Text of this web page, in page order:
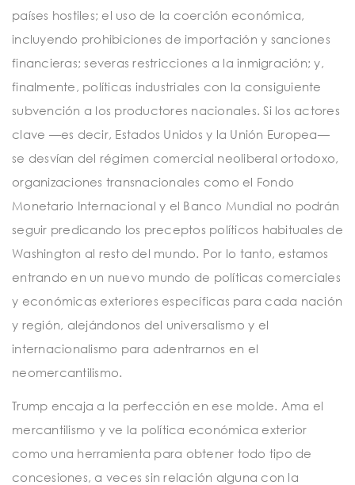
países hostiles; el uso de la coerción económica,
incluyendo prohibiciones de importación y sanciones
financieras; severas restricciones a la inmigración; y,
finalmente, políticas industriales con la consiguiente
subvención a los productores nacionales. Si los actores
clave —es decir, Estados Unidos y la Unión Europea—
se desvían del régimen comercial neoliberal ortodoxo,
organizaciones transnacionales como el Fondo
Monetario Internacional y el Banco Mundial no podrán
seguir predicando los preceptos políticos habituales de
Washington al resto del mundo. Por lo tanto, estamos
entrando en un nuevo mundo de políticas comerciales
y económicas exteriores específicas para cada nación
y región, alejándonos del universalismo y el
internacionalismo para adentrarnos en el
neomercantilismo.
Trump encaja a la perfección en ese molde. Ama el
mercantilismo y ve la política económica exterior
como una herramienta para obtener todo tipo de
concesiones, a veces sin relación alguna con la